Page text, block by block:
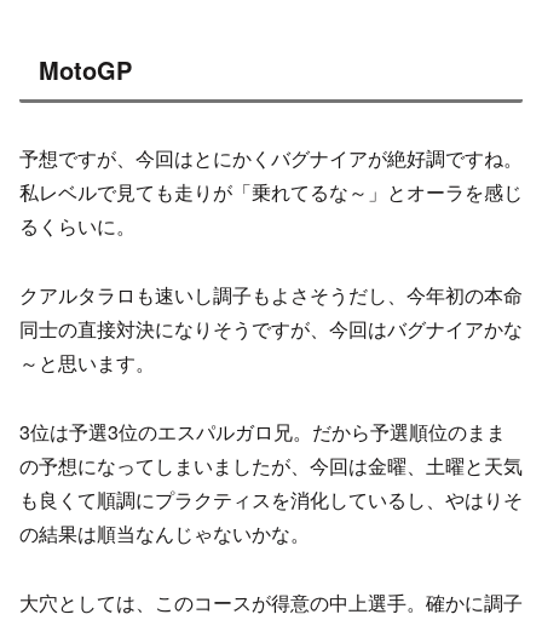
MotoGP
予想ですが、今回はとにかくバグナイアが絶好調ですね。
私レベルで見ても走りが「乗れてるな～」とオーラを感じ
るくらいに。
クアルタラロも速いし調子もよさそうだし、今年初の本命
同士の直接対決になりそうですが、今回はバグナイアかな
～と思います。
3位は予選3位のエスパルガロ兄。だから予選順位のまま
の予想になってしまいましたが、今回は金曜、土曜と天気
も良くて順調にプラクティスを消化しているし、やはりそ
の結果は順当なんじゃないかな。
大穴としては、このコースが得意の中上選手。確かに調子